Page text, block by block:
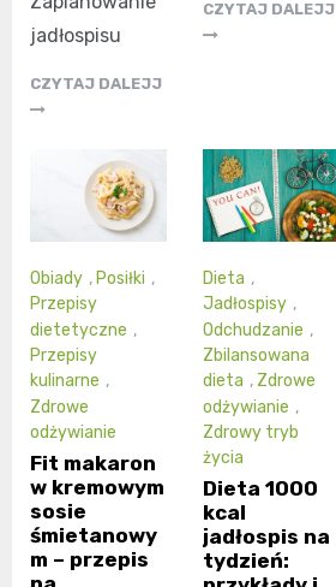
jadłospisu
CZYTAJ DALEJJ
CZYTAJ DALEJJ
Obiady , Posiłki ,
Przepisy
dietetyczne ,
Przepisy
kulinarne ,
Zdrowe
odżywianie
Fit makaron
w kremowym
sosie
śmietanowy
m – przepis
Dieta ,
Jadłospisy ,
Odchudzanie ,
Zbilansowana
dieta , Zdrowe
odżywianie ,
Zdrowy tryb
życia
Dieta 1000
kcal
jadłospis na
tydzień: